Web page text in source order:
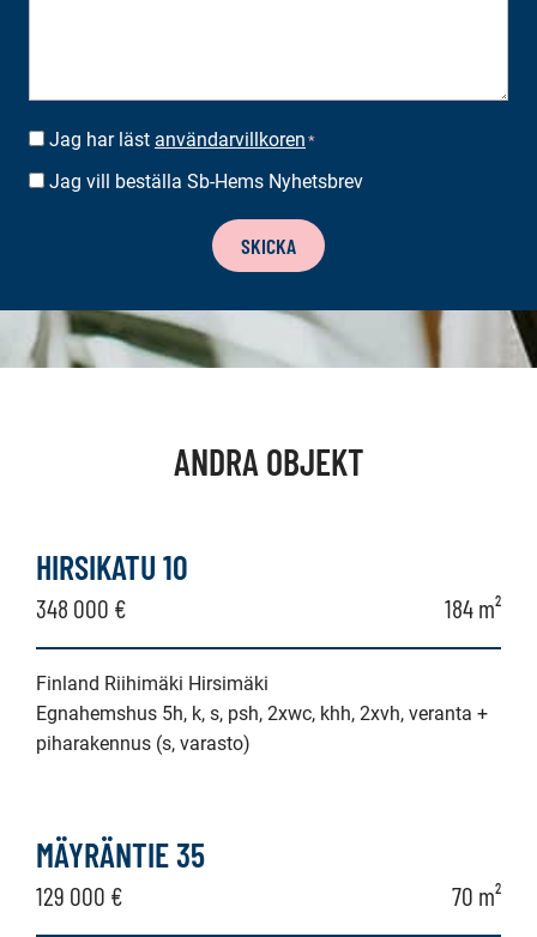
SUOSTUMUS *
Jag har läst användarvillkoren *
BESTÄLLA
Jag vill beställa Sb-Hems Nyhetsbrev
SKICKA
ANDRA OBJEKT
HIRSIKATU 10
348 000 € 184 m²
Finland Riihimäki Hirsimäki
Egnahemshus 5h, k, s, psh, 2xwc, khh, 2xvh, veranta +
piharakennus (s, varasto)
MÄYRÄNTIE 35
129 000 € 70 m²